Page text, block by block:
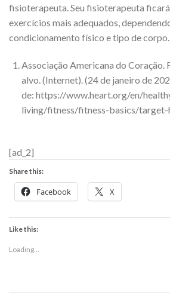
fisioterapeuta. Seu fisioterapeuta
exercícios mais adequados,
condicionamento físico e tipo de corpo.
Associação Americana do Coração.
alvo. (Internet). (24 de janeiro de
de: https://www.heart.org/en/
living/fitness/fitness-basics/target-
[ad_2]
Share this:
Facebook X
Like this:
Loading...